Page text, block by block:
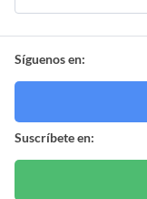
Síguenos en:
Suscríbete en: